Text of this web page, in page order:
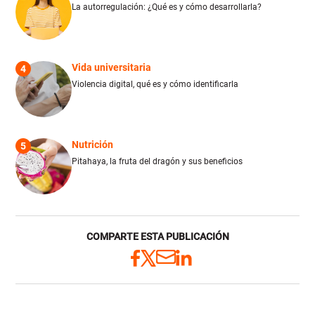
La autorregulación: ¿Qué es y cómo desarrollarla?
4 Vida universitaria
Violencia digital, qué es y cómo identificarla
5 Nutrición
Pitahaya, la fruta del dragón y sus beneficios
COMPARTE ESTA PUBLICACIÓN